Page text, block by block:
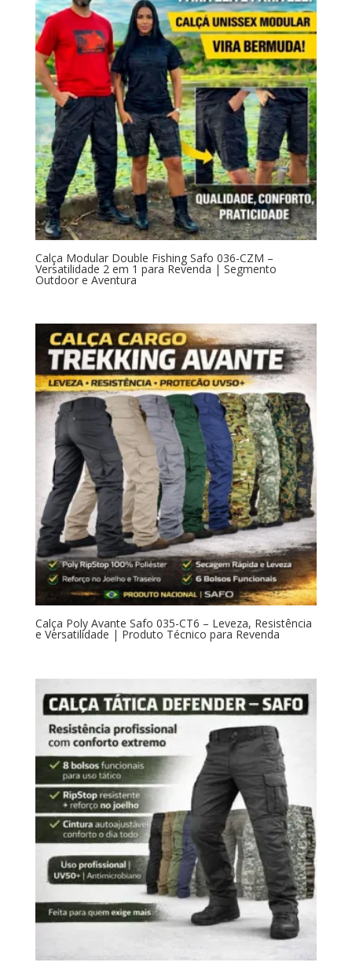
Calça Modular Double Fishing Safo 036-CZM –
Versatilidade 2 em 1 para Revenda | Segmento
Outdoor e Aventura
Calça Poly Avante Safo 035-CT6 – Leveza, Resistência
e Versatilidade | Produto Técnico para Revenda